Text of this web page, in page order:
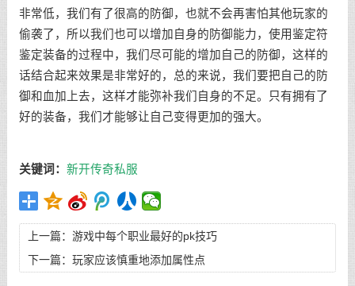
非常低，我们有了很高的防御，也就不会再害怕其他玩家的
偷袭了，所以我们也可以增加自身的防御能力，使用鉴定符
鉴定装备的过程中，我们尽可能的增加自己的防御，这样的
话结合起来效果是非常好的，总的来说，我们要把自己的防
御和血加上去，这样才能弥补我们自身的不足。只有拥有了
好的装备，我们才能够让自己变得更加的强大。
关键词： 新开传奇私服
上一篇： 游戏中每个职业最好的pk技巧
下一篇： 玩家应该慎重地添加属性点